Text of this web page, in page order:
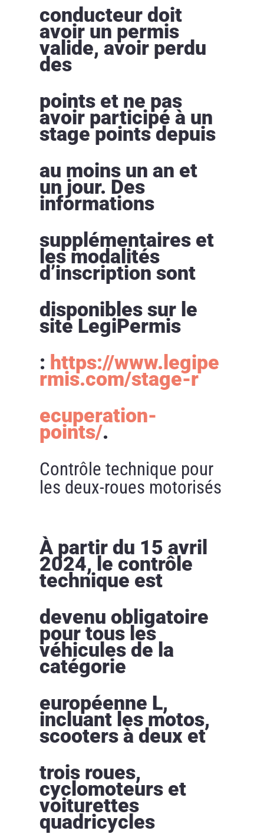
conducteur doit
avoir un permis
valide, avoir perdu
des
points et ne pas
avoir participé à un
stage points depuis
au moins un an et
un jour. Des
informations
supplémentaires et
les modalités
d’inscription sont
disponibles sur le
site LegiPermis
: https://www.legipe
rmis.com/stage-r
ecuperation-
points/.
Contrôle technique pour
les deux-roues motorisés
À partir du 15 avril
2024, le contrôle
technique est
devenu obligatoire
pour tous les
véhicules de la
catégorie
européenne L,
incluant les motos,
scooters à deux et
trois roues,
cyclomoteurs et
voiturettes
quadricycles